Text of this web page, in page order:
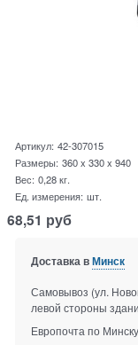
Артикул: 42-307015
Размеры: 360 x 330 x 940
Вес: 0,28кг.
Ед. измерения: шт.
68,51 руб
Доставка вМинск
Самовывоз (ул.
левой стороны
Европочта по Минску